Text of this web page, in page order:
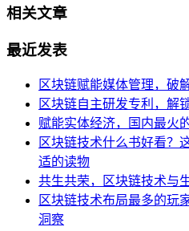
相关文章
最近发表
区块链赋能媒体管理，破
区块链自主研发专利，解
赋能实体经济，国内最火
区块链技术什么书好看？
适的读物
共生共荣，区块链技术与
区块链技术布局最多的玩
洞察